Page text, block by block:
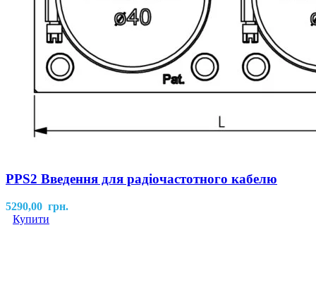
PPS2 Введення для радіочастотного кабелю
5290,00 грн.
Купити